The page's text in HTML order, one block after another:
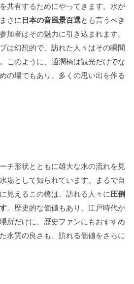
共有するためにやってきます。水が
さに日本の音風景百選とも言うべき
加者はその魅力に引き込まれます。
は幻想的で、訪れた人々はその瞬間
このように、通潤橋は観光だけでな
の場でもあり、多くの思い出を作る
チ形状とともに雄大な水の流れを見
場として知られています。まるで自
見えるこの橋は、訪れる人々に圧倒
。歴史的な価値もあり、江戸時代か
所だけに、歴史ファンにもおすすめ
水質の良さも、訪れる価値をさらに